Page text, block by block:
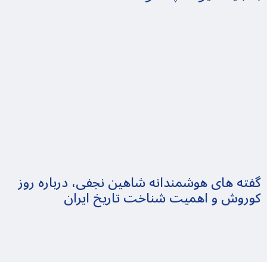
گفته های هوشمندانه شاهین نجفی، درباره روز
کوروش و اهمیت شناخت تاریخ ایران